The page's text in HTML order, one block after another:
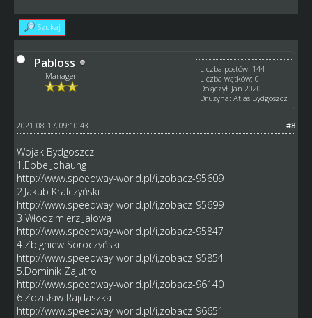
Szukaj
Pabloss
Manager
Liczba postów: 144
Liczba wątków: 0
Dołączył: Jan 2020
Drużyna: Atlas Bydgoszcz
#8
2021-08-17, 09:10:43
Wojak Bydgoszcz
1.Ebbe Johaung
http://www.speedway-world.pl/i,zobacz-95609
2.Jakub Kralczyński
http://www.speedway-world.pl/i,zobacz-95699
3 Włodzimierz Jałowa
http://www.speedway-world.pl/i,zobacz-95847
4.Zbigniew Soroczyński
http://www.speedway-world.pl/i,zobacz-95854
5.Dominik Zajutro
http://www.speedway-world.pl/i,zobacz-96140
6.Zdzisław Rajdaszka
http://www.speedway-world.pl/i,zobacz-96651